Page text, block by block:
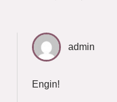
admin
Engin!